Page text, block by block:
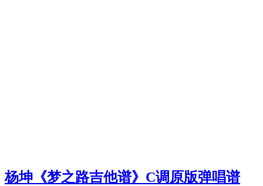
杨坤《梦之路吉他谱》C调原版弹唱谱